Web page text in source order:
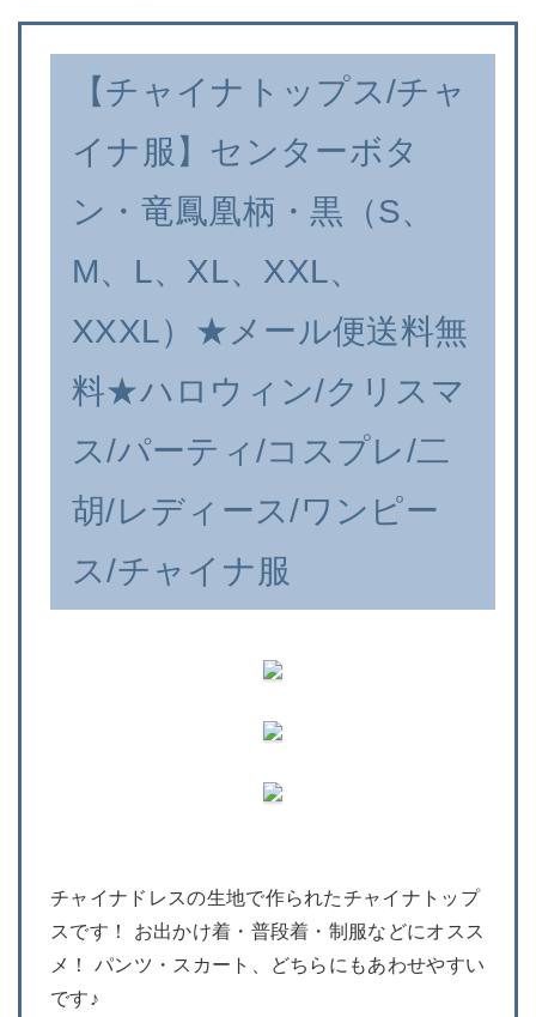
【チャイナトップス/チャ
イナ服】センターボタ
ン・竜鳳凰柄・黒（S、
M、L、XL、XXL、
XXXL）★メール便送料無
料★ハロウィン/クリスマ
ス/パーティ/コスプレ/二
胡/レディース/ワンピー
ス/チャイナ服
チャイナドレスの生地で作られたチャイナトップ
スです！ お出かけ着・普段着・制服などにオスス
メ！ パンツ・スカート、どちらにもあわせやすい
です♪